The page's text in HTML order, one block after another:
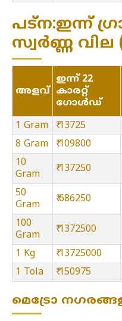
പട്ന:ഇന്ന്
സ്വർണ്ണ വില
അളവ്
ഇന്ന് 22
കാരറ്റ്
ഗോൾഡ്
1 Gram ₹ 13725
8 Gram
₹ 109800
10
Gram
₹ 137250
50
Gram
₹ 686250
100
Gram
₹ 1372500
1 Kg ₹ 13725000
1 Tola
₹ 150975
മെട്രോ